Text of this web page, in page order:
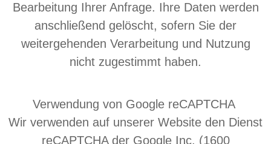
Bearbeitung Ihrer Anfrage. Ihre Daten werden
anschließend gelöscht, sofern Sie der
weitergehenden Verarbeitung und Nutzung
nicht zugestimmt haben.
Verwendung von Google reCAPTCHA
Wir verwenden auf unserer Website den Dienst
reCAPTCHA der Google Inc. (1600